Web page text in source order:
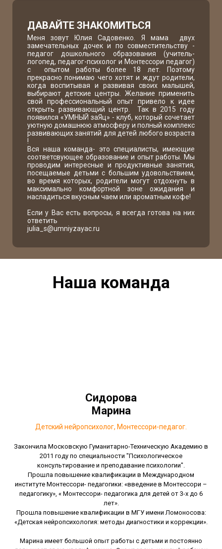
ДАВАЙТЕ ЗНАКОМИТЬСЯ
Меня зовут Юлия Садовенко. Я мама двух
замечательных дочек и по совместительству -
педагог дошкольного образования (учитель-
логопед, педагог-психолог и Монтессори педагог)
с опытом работы более 18 лет. Поэтому
прекрасно понимаю чего хотят и ждут родители,
когда воспитывая и развивая своих малышей,
выбирают детские центры. Желание применить
свой профессиональный опыт привело к идее
открыть развивающий центр. Так в 2015 году
появился «УМНЫЙ заЯц» - клуб, который сочетает
уютную домашнюю атмосферу и полный комплекс
развивающих занятий для детей любого возраста
!
Вся наша команда- это специалисты, имеющие
соответсвующее образование и опыт работы. Мы
проводим интересные и продуктивные занятия,
посещаемые детьми с большим удовольствием,
во время которых, родители могут отдохнуть в
максимально комфортной зоне ожидания и
насладиться вкусным чаем или ароматным кофе!
Если у Вас есть вопросы, я всегда готова на них
ответить
julia_s@umniyzayac.ru
Наша команда
Сидорова
Марина
Детский нейропсихолог, Монтессори-педагог.
Закончила Московскую Гуманитарно-Техническую Академию в
2011 году по специальности "Психологическое
консультирование и преподавание психологии".
Прошла повышение квалификации в Международном
институте Монтессори- педагогики: «введение в Монтессори –
педагогику», « Монтессори- педагогика для детей от 3-х до 6
лет».
Прошла повышение квалификации в МГУ имени Ломоносова:
«Детская нейропсихология: методы диагностики и коррекции».
Марина имеет большой опыт работы с детьми и постоянно